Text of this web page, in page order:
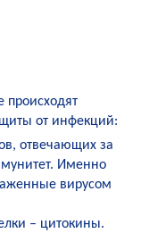
происходят
от инфекций:
отвечающих за
Именно
вирусом
– цитокины.